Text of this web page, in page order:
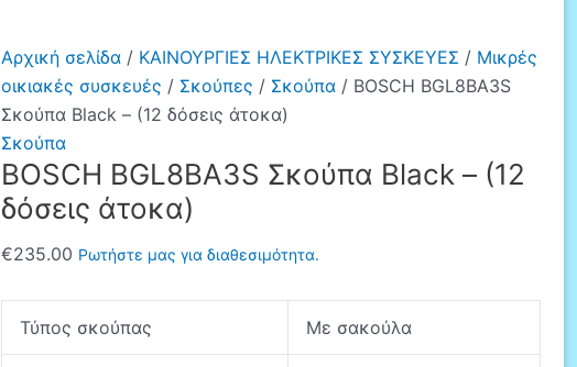
Αρχική σελίδα/ ΚΑΙΝΟΥΡΓΙΕΣ ΗΛΕΚΤΡΙΚΕΣ ΣΥΣΚΕΥΕΣ / Μικρές
οικιακές συσκευές / Σκούπες / Σκούπα/ BOSCH BGL8BA3S
Σκούπα Black – (12 δόσεις άτοκα)
Σκούπα
BOSCH BGL8BA3S Σκούπα Black – (12
δόσεις άτοκα)
€235.00 Ρωτήστε μας για διαθεσιμότητα.
Τύπος σκούπας Με σακούλα